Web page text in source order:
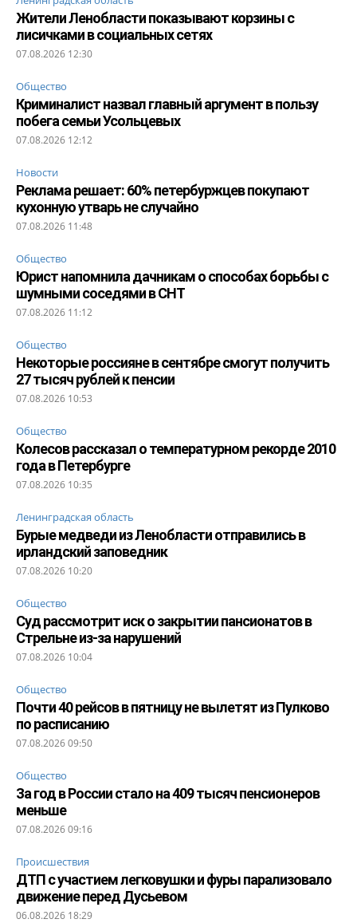
Жители Ленобласти показывают корзины с
лисичками в социальных сетях
07.08.2026 12:30
Общество
Криминалист назвал главный аргумент в пользу
побега семьи Усольцевых
07.08.2026 12:12
Новости
Реклама решает: 60% петербуржцев покупают
кухонную утварь не случайно
07.08.2026 11:48
Общество
Юрист напомнила дачникам о способах борьбы с
шумными соседями в СНТ
07.08.2026 11:12
Общество
Некоторые россияне в сентябре смогут получить
27 тысяч рублей к пенсии
07.08.2026 10:53
Общество
Колесов рассказал о температурном рекорде 2010
года в Петербурге
07.08.2026 10:35
Ленинградская область
Бурые медведи из Ленобласти отправились в
ирландский заповедник
07.08.2026 10:20
Общество
Суд рассмотрит иск о закрытии пансионатов в
Стрельне из-за нарушений
07.08.2026 10:04
Общество
Почти 40 рейсов в пятницу не вылетят из Пулково
по расписанию
07.08.2026 09:50
Общество
За год в России стало на 409 тысяч пенсионеров
меньше
07.08.2026 09:16
Происшествия
ДТП с участием легковушки и фуры парализовало
движение перед Дусьевом
06.08.2026 18:29